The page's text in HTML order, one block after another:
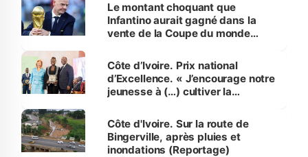
Le montant choquant que
Infantino aurait gagné dans la
vente de la Coupe du monde
Côte d’Ivoire. Prix national
d’Excellence. « J’encourage notre
jeunesse à (…) cultiver la
(Alassane Ouattara
Côte d'Ivoire. Sur la route de
Bingerville, après pluies et
inondations (Reportage)